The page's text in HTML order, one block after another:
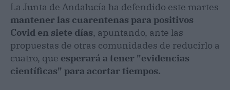
La Junta de Andalucía ha defendido este martes
mantener las cuarentenas para positivos
Covid en siete días, apuntando, ante las
propuestas de otras comunidades de reducirlo a
cuatro, que esperará a tener "evidencias
científicas" para acortar tiempos.